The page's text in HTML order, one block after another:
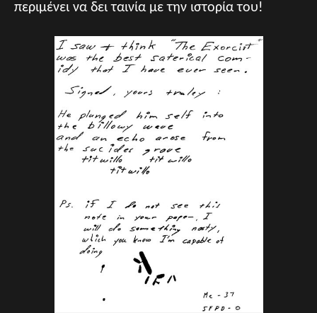
περιμένει να δει ταινία με την ιστορία του!